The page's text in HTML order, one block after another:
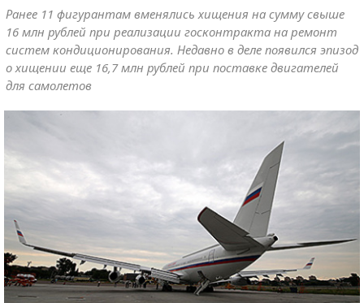
Ранее 11 фигурантам вменялись хищения на сумму свыше
16 млн рублей при реализации госконтракта на ремонт
систем кондиционирования. Недавно в деле появился эпизод
о хищении еще 16,7 млн рублей при поставке двигателей
для самолетов